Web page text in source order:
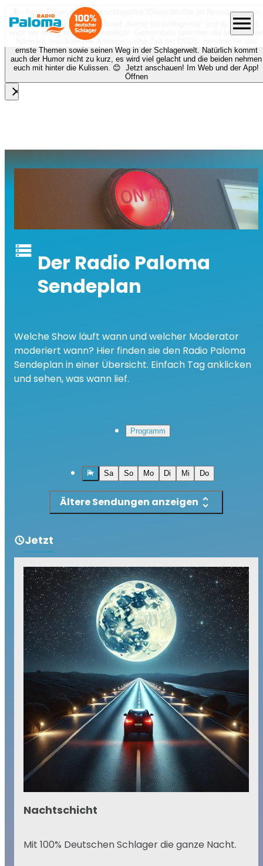
🎙️✨ Neue Folge „Keiner ist schlagerfrei“!
Diese Woche ist Norman Langen
bei Nora zu Gast beim Podcast „Keiner ist schlagerfrei“ und es erwartet
euch ein richtig schönes Gespräch! Gemeinsam sprechen die beiden über
Normans musikalische Anfänge, seine Zeit bei DSDS, persönliche und
ernste Themen sowie seinen Weg in der Schlagerwelt. Natürlich kommt
auch der Humor nicht zu kurz, es wird viel gelacht und die beiden nehmen
euch mit hinter die Kulissen. 😊 Jetzt anschauen! Im Web und der App!
Öffnen
close
menu
storage Der Radio Paloma
Sendeplan
Welche Show läuft wann und welcher Moderator
moderiert wann? Hier finden sie den Radio Paloma
Sendeplan in einer Übersicht. Einfach Tag anklicken
und sehen, was wann lief.
Programm
Fr Sa So Mo Di Mi Do
Ältere Sendungen anzeigen unfold_more
Jetzt
Nachtschicht
Mit 100% Deutschen Schlager die ganze Nacht.